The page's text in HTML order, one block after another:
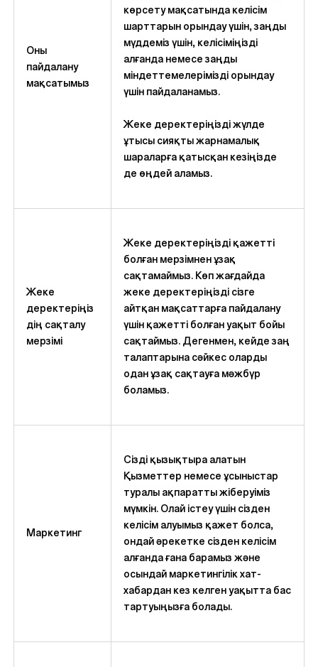
Оны
пайдалану
мақсатымыз
көрсету мақсатында келісім
шарттарын орындау үшін, заңды
мүддеміз үшін, келісіміңізді
алғанда немесе заңды
міндеттемелерімізді орындау
үшін пайдаланамыз.
Жеке деректеріңізді жүлде
ұтысы сияқты жарнамалық
шараларға қатысқан кезіңізде
де өңдей аламыз.
Жеке
деректеріңіз
дің сақталу
мерзімі
Жеке деректеріңізді қажетті
болған мерзімнен ұзақ
сақтамаймыз. Көп жағдайда
жеке деректеріңізді сізге
айтқан мақсаттарға пайдалану
үшін қажетті болған уақыт бойы
сақтаймыз. Дегенмен, кейде заң
талаптарына сәйкес оларды
одан ұзақ сақтауға мәжбүр
боламыз.
Маркетинг
Сізді қызықтыра алатын
Қызметтер немесе ұсыныстар
туралы ақпаратты жіберуіміз
мүмкін. Олай істеу үшін сізден
келісім алуымыз қажет болса,
ондай әрекетке сізден келісім
алғанда ғана барамыз және
осындай маркетингілік хат-
хабардан кез келген уақытта бас
тартуыңызға болады.